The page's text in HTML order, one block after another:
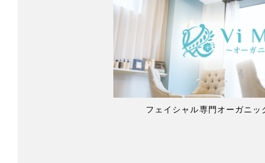
フェイシャル専門オーガニッ